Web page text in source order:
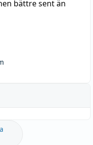
bättre sent än